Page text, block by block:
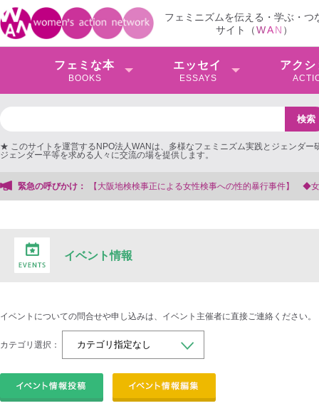
フェミニズムを伝える・学ぶ・つ
サイト（WAN ）
フェミな本
BOOKS
エッセイ
ESSAYS
アクシ
★ このサイトを運営するNPO法人WANは、多様なフェミニズム実践とジェンダー
ジェンダー平等を求める人々に交流の場を提供します。
緊急の呼びかけ：
よる女性検事への性的暴行事件】 ◆女性検事を支援する会事務局
イベント情報
イベントについての問合せや申し込みは、イベント主催者に直接ご連絡ください。
カテゴリ選択：